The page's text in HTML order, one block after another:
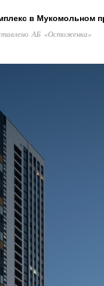
в Мукомольном
АБ «Остоженка»